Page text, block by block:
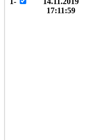
17:11:59